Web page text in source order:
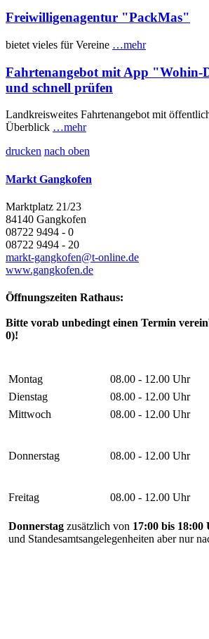
Freiwilligenagentur "PackMas"
bietet vieles für Vereine …mehr
Fahrtenangebot mit App "Wohin-
und schnell prüfen
Landkreisweites Fahrtenangebot mit
Überblick …mehr
drucken nach oben
Markt Gangkofen
Marktplatz 21/23
84140 Gangkofen
08722 9494 - 0
08722 9494 - 20
markt-gangkofen@t-online.de
www.gangkofen.de
Öffnungszeiten Rathaus:
Bitte vorab unbedingt einen Termin
0)!
Montag 08.00 - 12.00 Uhr
Dienstag
08.00 - 12.00 Uhr
Mittwoch
08.00 - 12.00 Uhr
Donnerstag 08.00 - 12.00 Uhr
Freitag 08.00 - 12.00 Uhr
Donnerstag zusätzlich von 17:00 bis 18:00
und Standesamtsangelegenheiten aber nur